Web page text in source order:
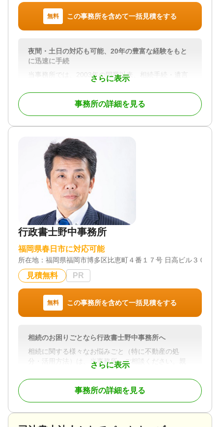
無料 この事務所を含めて一括見積をする
さらに表示
夜間・土日の対応も可能、20年の豊富な経験をもと
に迅速に手続
当事務所では、2003年の開業以来、相続手続・遺言
書作成に関して、様々なご相談・ご依頼に「迅速で
わかりやすく」お答えすべく日々業務を行っており
ます。予定がふさがっていない限り土日祝日・夜間
の対応も大歓迎です。どんな些細なことであっても
対応地域
福岡市（全区）、春日市、大野城市、太宰府市、筑
紫野市、那珂川市、糟屋郡（全町）、古賀市、久留
米市、等
対応業務
遺言書 / 遺産分割 / 相続財産調査 / 相続手続き / 銀行
手続き / 戸籍収集 / 相続人調査
対応体制
電話相談可 / 訪問可 / 土日相談可 / 初回相談無料 / 18
時以降相談可 / 事務所面談可
事務所の詳細を見る
行政書士野中事務所
福岡県春日市に対応可能
所在地： 福岡県福岡市博多区比恵町４番１７号 日高ビル３０２号
見積無料 PR
無料 この事務所を含めて一括見積をする
さらに表示
相続のお困りごとなら行政書士野中事務所へ
相続に関する様々なお悩みごと（特に不動産の処
分・活用方法）は、当事務所へご相談ください。親
身になってご対応致します。
福岡県・佐賀県
事務所の詳細を見る